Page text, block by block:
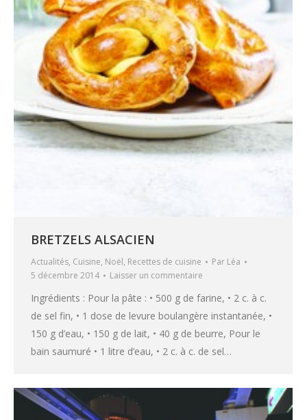
BRETZELS ALSACIEN
Actualités, Cuisine, Noël, Recettes de cuisine Par Léa
5 décembre 2014
Laisser un commentaire
Ingrédients : Pour la pâte : • 500 g de farine, • 2 c. à c.
de sel fin, • 1 dose de levure boulangère instantanée, •
150 g d’eau, • 150 g de lait, • 40 g de beurre, Pour le
bain saumuré • 1 litre d’eau, • 2 c. à c. de sel…